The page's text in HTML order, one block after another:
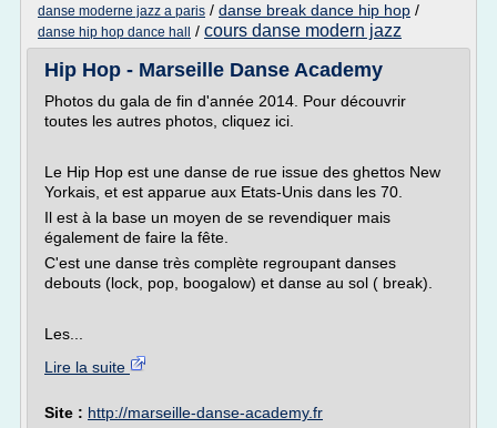
danse moderne jazz a paris / danse break dance hip hop /
danse hip hop dance hall / cours danse modern jazz
Hip Hop - Marseille Danse Academy
Photos du gala de fin d'année 2014. Pour découvrir
toutes les autres photos, cliquez ici.
Le Hip Hop est une danse de rue issue des ghettos New
Yorkais, et est apparue aux Etats-Unis dans les 70.
Il est à la base un moyen de se revendiquer mais
également de faire la fête.
C'est une danse très complète regroupant danses
debouts (lock, pop, boogalow) et danse au sol ( break).
Les...
Lire la suite
Site : http://marseille-danse-academy.fr